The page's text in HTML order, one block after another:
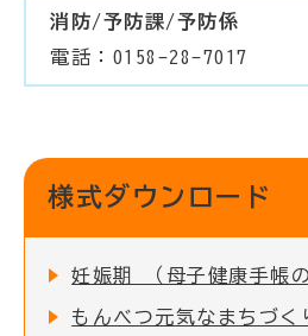
消防/予防課/予防係
電話：0158-28-7017
様式ダウンロード